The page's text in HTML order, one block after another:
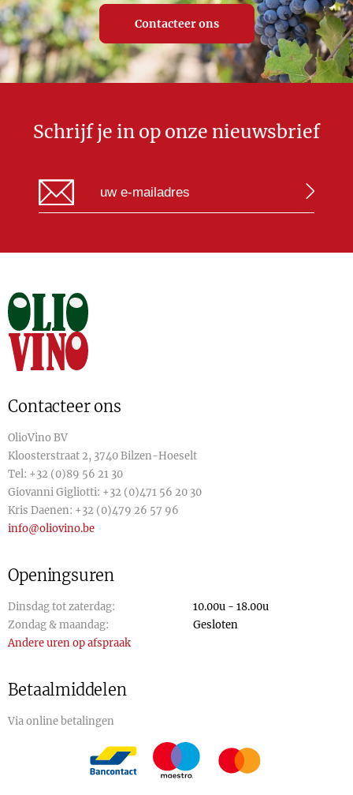
Contacteer ons
Schrijf je in op onze nieuwsbrief
Contacteer ons
OlioVino BV
Kloosterstraat 2, 3740 Bilzen-Hoeselt
Tel: +32 (0)89 56 21 30
Giovanni Gigliotti: +32 (0)471 56 20 30
Kris Daenen: +32 (0)479 26 57 96
info@oliovino.be
Openingsuren
Dinsdag tot zaterdag:
10.00u - 18.00u
Zondag & maandag:
Gesloten
Andere uren op afspraak
Betaalmiddelen
Via online betalingen